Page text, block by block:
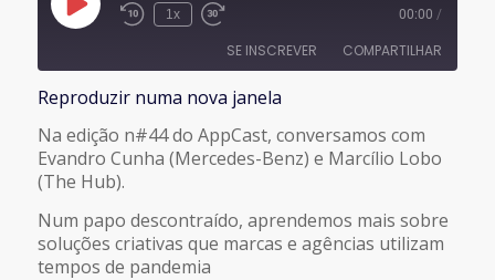
Reproduzir
episódio
1x 00:00 /
SE INSCREVER COMPARTILHAR
FEED RSS
LINK
INCORPORAR
Reproduzir numa nova janela
Na edição n#44 do AppCast, conversamos com
Evandro Cunha (Mercedes-Benz) e Marcílio Lobo
(The Hub).
Num papo descontraído, aprendemos mais sobre
soluções criativas que marcas e agências utilizam
tempos de pandemia